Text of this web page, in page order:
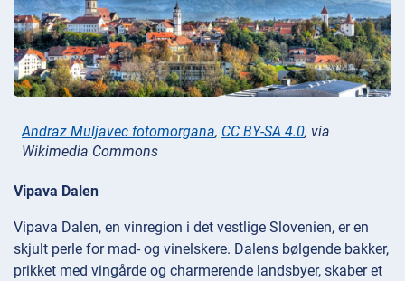
Andraz Muljavec fotomorgana, CC BY-SA 4.0, via
Wikimedia Commons
Vipava Dalen
Vipava Dalen, en vinregion i det vestlige Slovenien, er en
skjult perle for mad- og vinelskere. Dalens bølgende bakker,
prikket med vingårde og charmerende landsbyer, skaber et